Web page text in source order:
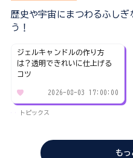
歴史や宇宙にまつわるふし
う！
ジェルキャンドルの作り方
は？透明できれいに仕上げる
コツ
2026-08-03 17:00:00
トピックス
もっ